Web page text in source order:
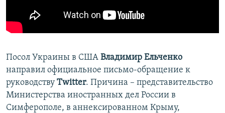
ПОБЕДИТЕЛЕЙ НЕ СУДЯТ?
КРЫМ.НЕПОКОРЕННЫЙ
УКРАИНСКАЯ ПРОБЛЕМА КРЫМА
ПРИСОЕДИНЯЙТЕСЬ!
Все сайты RFE/RL
Посол Украины в США Владимир Ельченко
направил официальное письмо-обращение к
руководству Twitter. Причина – представительство
Министерства иностранных дел России в
Симферополе, в аннексированном Крыму,